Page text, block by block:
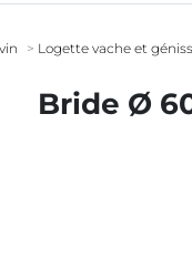
Logette vache et
Bride Ø